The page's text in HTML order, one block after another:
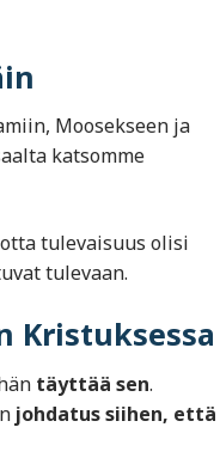
Moosekseen ja
katsomme
tulevaisuus olisi
tulevaan.
Kristuksessa
täyttää sen.
johdatus siihen, että